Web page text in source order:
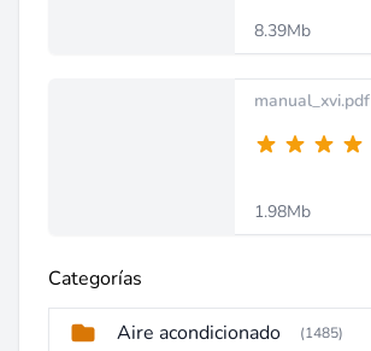
8.39Mb
manual_xvi.pdf
1.98Mb
Categorías
Aire acondicionado (1485)